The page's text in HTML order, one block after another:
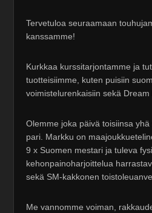
Tervetuloa seuraamaan
kanssamme!
Kurkkaa kurssitarjontamme ja
tuotteisiimme, kuten puisiin
voimistelurenkaisiin sekä Dream
Olemme joka päivä toisiinsa
pari. Markku on
9 x Suomen mestari ja tuleva
kehonpainoharjoittelua
sekä SM-kakkonen
Me vannomme voiman,